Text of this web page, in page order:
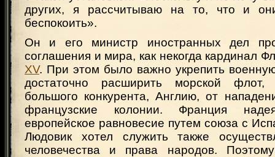
других, я рассчитываю на то, что и
беспокоить».
Он и его министр иностранных дел
соглашения и мира, как некогда кардинал
XV. При этом было важно укрепить
достаточно расширить морской флот,
большого конкурента, Англию, от
французские колонии. Франция
европейское равновесие путем союза с
Людовик хотел служить также
человечества и права народов.